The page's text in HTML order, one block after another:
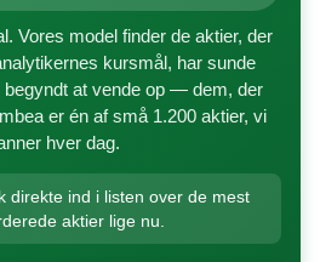
Vores model finder de aktier, der
kursmål, har sunde
begyndt at vende op — dem, der
er én af små 1.200 aktier, vi
hver dag.
direkte ind i listen over de mest
aktier lige nu.